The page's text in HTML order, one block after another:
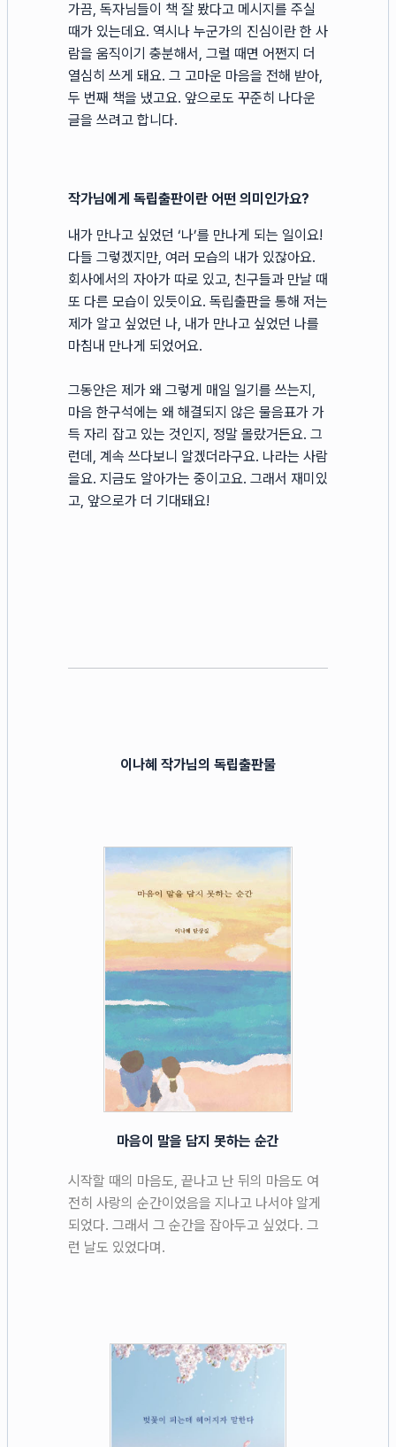
가끔, 독자님들이 책 잘 봤다고 메시지를 주실
때가 있는데요. 역시나 누군가의 진심이란 한 사
람을 움직이기 충분해서, 그럴 때면 어쩐지 더
열심히 쓰게 돼요. 그 고마운 마음을 전해 받아,
두 번째 책을 냈고요. 앞으로도 꾸준히 나다운
글을 쓰려고 합니다.
작가님에게 독립출판이란 어떤 의미인가요?
내가 만나고 싶었던 ‘나’를 만나게 되는 일이요!
다들 그렇겠지만, 여러 모습의 내가 있잖아요.
회사에서의 자아가 따로 있고, 친구들과 만날 때
또 다른 모습이 있듯이요. 독립출판을 통해 저는
제가 알고 싶었던 나, 내가 만나고 싶었던 나를
마침내 만나게 되었어요.
그동안은 제가 왜 그렇게 매일 일기를 쓰는지,
마음 한구석에는 왜 해결되지 않은 물음표가 가
득 자리 잡고 있는 것인지, 정말 몰랐거든요. 그
런데, 계속 쓰다보니 알겠더라구요. 나라는 사람
을요. 지금도 알아가는 중이고요. 그래서 재미있
고, 앞으로가 더 기대돼요!
이나혜 작가님의 독립출판물
마음이 말을 담지 못하는 순간
시작할 때의 마음도, 끝나고 난 뒤의 마음도 여
전히 사랑의 순간이었음을 지나고 나서야 알게
되었다. 그래서 그 순간을 잡아두고 싶었다. 그
런 날도 있었다며.